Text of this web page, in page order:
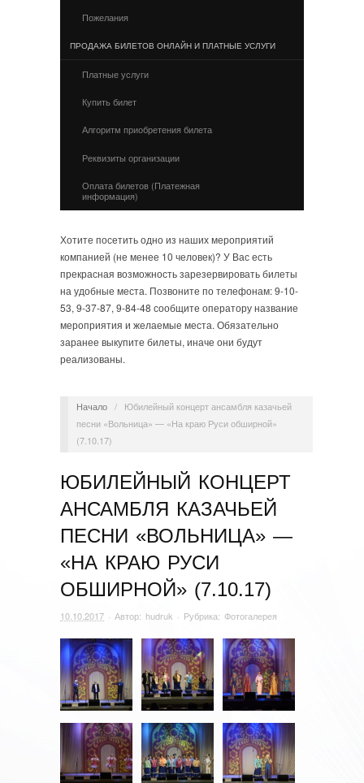
Пожелания
ПРОДАЖА БИЛЕТОВ ОНЛАЙН И ПЛАТНЫЕ УСЛУГИ
Платные услуги
Купить билет
Алгоритм приобретения билета
Реквизиты организации
Оплата билетов (Платежная
информация)
Хотите посетить одно из наших мероприятий
компанией (не менее 10 человек)? У Вас есть
прекрасная возможность зарезервировать билеты
на удобные места. Позвоните по телефонам: 9-10-
53, 9-37-87, 9-84-48 сообщите оператору название
мероприятия и желаемые места. Обязательно
заранее выкупите билеты, иначе они будут
реализованы.
Начало /
Юбилейный концерт ансамбля казачьей
песни «Вольница» — «На краю Руси обширной»
(7.10.17)
ЮБИЛЕЙНЫЙ КОНЦЕРТ
АНСАМБЛЯ КАЗАЧЬЕЙ
ПЕСНИ «ВОЛЬНИЦА» —
«НА КРАЮ РУСИ
ОБШИРНОЙ» (7.10.17)
10.10.2017 · Автор: hudruk · Рубрика: Фотогалерея